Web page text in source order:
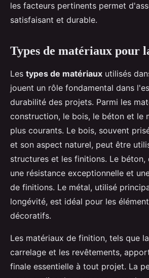
les facteurs pertinents permet
satisfaisant et durable.
Types de matériaux pour
Les types de matériaux utilisés
jouent un rôle fondamental dans
durabilité des projets. Parmi les
construction, le bois, le béton et le
plus courants. Le bois, souvent
et son aspect naturel, peut être
structures et les finitions. Le
une résistance exceptionnelle et
de finitions. Le métal, utilisé
longévité, est idéal pour les
décoratifs.
Les matériaux de finition, tels que
carrelage et les revêtements,
finale essentielle à tout projet. La